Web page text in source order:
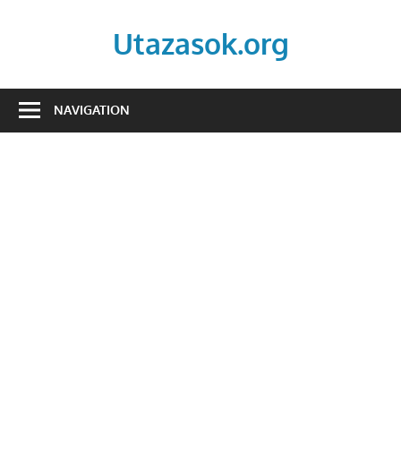
Utazasok.org
NAVIGATION